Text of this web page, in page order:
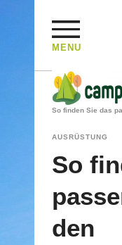
MENU
HOME/
So finden Sie das
AUSRÜSTUNG
So
den